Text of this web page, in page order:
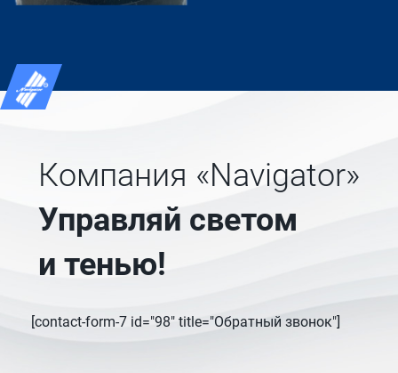
Компания «Navigator»
Управляй светом
и тенью!
[contact-form-7 id="98" title="Обратный звонок"]